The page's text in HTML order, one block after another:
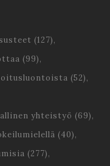
(127)
(99)
(52)
yhteistyö (69)
(40)
(277)